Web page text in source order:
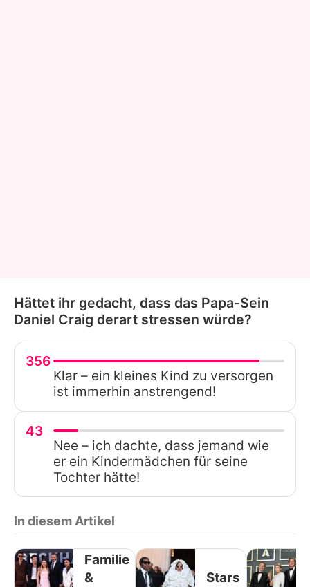
Hättet ihr gedacht, dass das Papa-Sein
Daniel Craig derart stressen würde?
356
Klar – ein kleines Kind zu versorgen
ist immerhin anstrengend!
43
Nee – ich dachte, dass jemand wie
er ein Kindermädchen für seine
Tochter hätte!
In diesem Artikel
Familie
&
Stars